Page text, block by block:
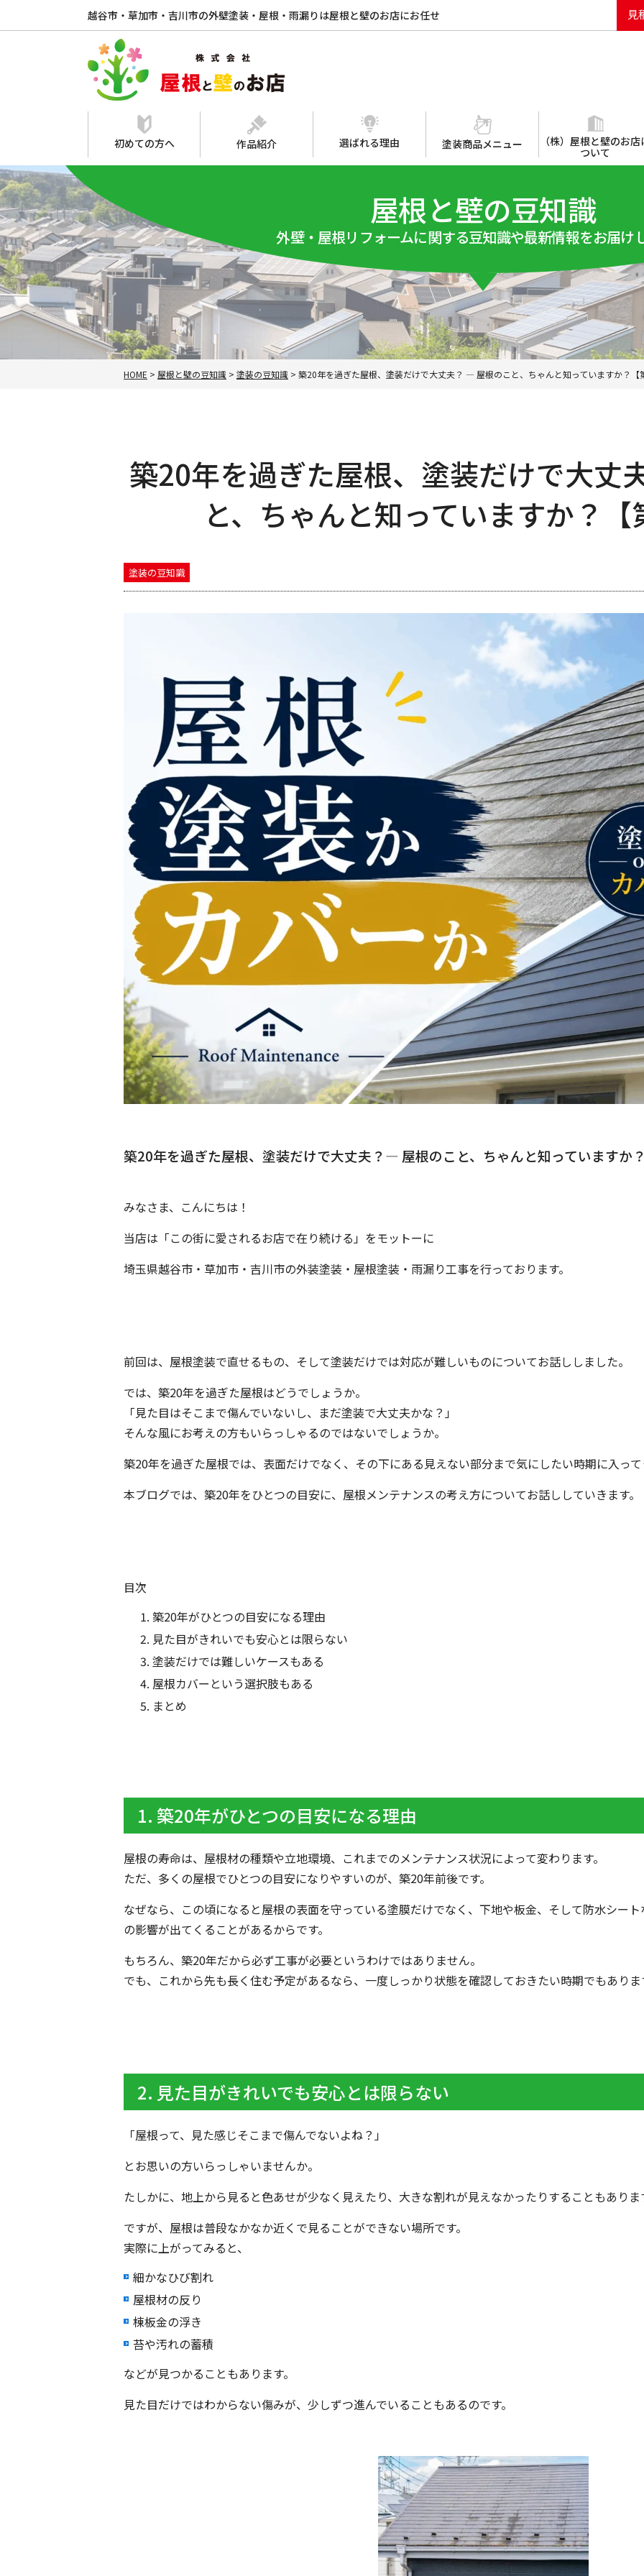
越谷市・草加市・吉川市の外壁塗装・屋根・雨漏りは屋根と壁のお店にお任せ 見
初めての方へ 作品紹介 選ばれる理由 塗装商品メニュー
（株）屋根と壁のお店
ついて
屋根と壁の豆知識
外壁・屋根リフォームに関する豆知識や最新情報をお届け
HOME > 屋根と壁の豆知識 > 塗装の豆知識 > 築20年を過ぎた屋根、塗装だけで大丈夫？ ― 屋根のこと、ちゃんと知っていますか？
築20年を過ぎた屋根、塗装だけで大丈
と、ちゃんと知っていますか？
塗装の豆知識
築20年を過ぎた屋根、塗装だけで大丈夫？ ― 屋根のこと、ちゃんと知っていますか
みなさま、こんにちは！
当店は「この街に愛されるお店で在り続ける」をモットーに
埼玉県越谷市・草加市・吉川市の外装塗装・屋根塗装・雨漏り工事を行っております。
前回は、屋根塗装で直せるもの、そして塗装だけでは対応が難しいものについてお話ししました。
では、築20年を過ぎた屋根はどうでしょうか。
「見た目はそこまで傷んでいないし、まだ塗装で大丈夫かな？」
そんな風にお考えの方もいらっしゃるのではないでしょうか。
築20年を過ぎた屋根では、表面だけでなく、その下にある見えない部分まで気にしたい時期に入っ
本ブログでは、築20年をひとつの目安に、屋根メンテナンスの考え方についてお話ししていきます。
目次
築20年がひとつの目安になる理由
見た目がきれいでも安心とは限らない
塗装だけでは難しいケースもある
屋根カバーという選択肢もある
まとめ
1. 築20年がひとつの目安になる理由
屋根の寿命は、屋根材の種類や立地環境、これまでのメンテナンス状況によって変わります。
ただ、多くの屋根でひとつの目安になりやすいのが、築20年前後です。
なぜなら、この頃になると屋根の表面を守っている塗膜だけでなく、下地や板金、そして防水シー
の影響が出てくることがあるからです。
もちろん、築20年だから必ず工事が必要というわけではありません。
でも、これから先も長く住む予定があるなら、一度しっかり状態を確認しておきたい時期でもありま
2. 見た目がきれいでも安心とは限らない
「屋根って、見た感じそこまで傷んでないよね？」
とお思いの方いらっしゃいませんか。
たしかに、地上から見ると色あせが少なく見えたり、大きな割れが見えなかったりすることもありま
ですが、屋根は普段なかなか近くで見ることができない場所です。
実際に上がってみると、
細かなひび割れ
屋根材の反り
棟板金の浮き
苔や汚れの蓄積
などが見つかることもあります。
見た目だけではわからない傷みが、少しずつ進んでいることもあるのです。